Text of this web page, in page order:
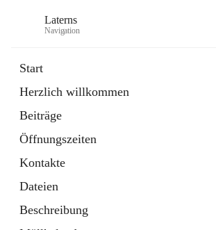
Laterns
Navigation
Start
Herzlich willkommen
Beiträge
Öffnungszeiten
Kontakte
Dateien
Beschreibung
11 Schnellzugriffe
Soziales
1 Schnellzugriff